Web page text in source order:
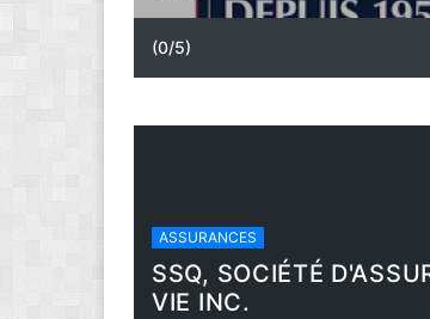
(0/5)
ASSURANCES
SSQ, SOCIÉTÉ
VIE INC.